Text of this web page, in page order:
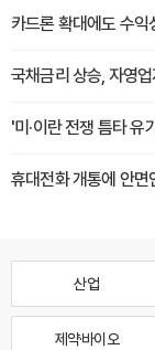
카드론 확대에도 수
국채금리 상승, 자영
'미·이란 전쟁 틈타
휴대전화 개통에 안면
산업
제약·바이오